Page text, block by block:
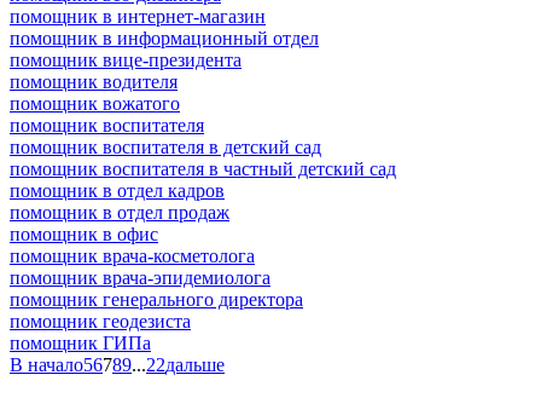
помощник в интернет-магазин
помощник в информационный отдел
помощник вице-президента
помощник водителя
помощник вожатого
помощник воспитателя
помощник воспитателя в детский сад
помощник воспитателя в частный детский сад
помощник в отдел кадров
помощник в отдел продаж
помощник в офис
помощник врача-косметолога
помощник врача-эпидемиолога
помощник генерального директора
помощник геодезиста
помощник ГИПа
В начало56789...22дальше